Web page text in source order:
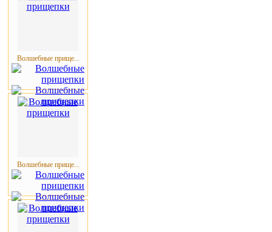
Волшебные прище...
Волшебные прище...